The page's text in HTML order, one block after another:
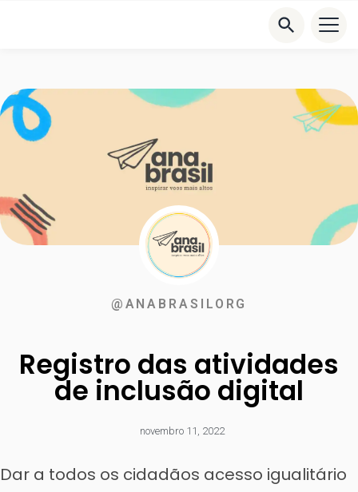
@ANABRASILORG
Registro das atividades
de inclusão digital
novembro 11, 2022
Dar a todos os cidadãos acesso igualitário